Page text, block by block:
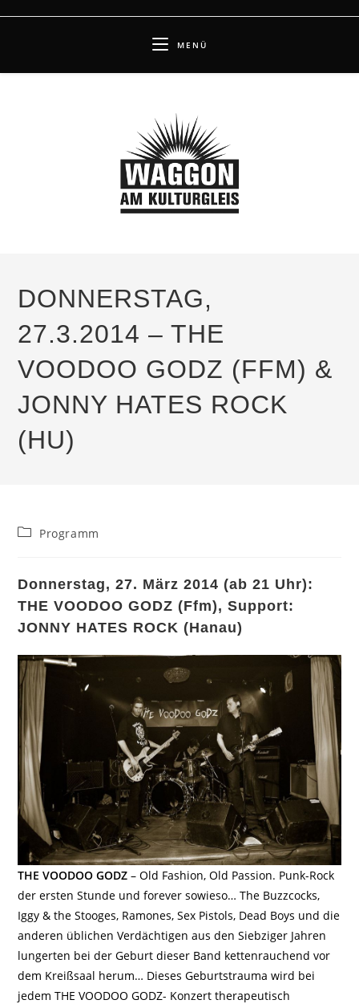
MENÜ
DONNERSTAG,
27.3.2014 – THE
VOODOO GODZ (FFM) &
JONNY HATES ROCK
(HU)
Beitrags-
Programm
Donnerstag, 27. März 2014 (ab 21 Uhr):
THE VOODOO GODZ (Ffm), Support:
JONNY HATES ROCK (Hanau)
THE VOODOO GODZ – Old Fashion, Old Passion. Punk-Rock
der ersten Stunde und forever sowieso… The Buzzcocks,
Iggy & the Stooges, Ramones, Sex Pistols, Dead Boys und die
anderen üblichen Verdächtigen aus den Siebziger Jahren
lungerten bei der Geburt dieser Band kettenrauchend vor
dem Kreißsaal herum… Dieses Geburtstrauma wird bei
jedem THE VOODOO GODZ- Konzert therapeutisch